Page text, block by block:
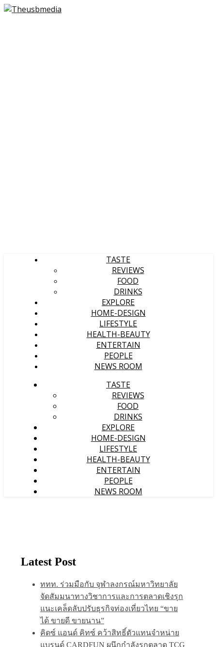
TASTE
REVIEWS
FOOD
DRINKS
EXPLORE
HOME-DESIGN
LIFESTYLE
HEALTH-BEAUTY
ENTERTAIN
PEOPLE
NEWS ROOM
TASTE
REVIEWS
FOOD
DRINKS
EXPLORE
HOME-DESIGN
LIFESTYLE
HEALTH-BEAUTY
ENTERTAIN
PEOPLE
NEWS ROOM
Latest Post
ททท. ร่วมมือกับ จุฬาลงกรณ์มหาวิทยาลัย
จัดสัมมนาทางวิชาการและการตลาดเชิงรุก
แนะเคล็ดลับปรับธุรกิจท่องเที่ยวไทย “ขาย
ได้ ขายดี ขายนาน”
คิดซ์ แอนด์ คิทซ์ คว้าสิทธิ์ตัวแทนจำหน่าย
แบรนด์ CARDFUN ผนึกกำลังรุกตลาด TCG